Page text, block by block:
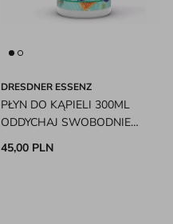
DRESDNER ESSENZ
PŁYN DO KĄPIELI 300ML
ODDYCHAJ SWOBODNIE
DRESDNER ESSENZ
45,00 PLN